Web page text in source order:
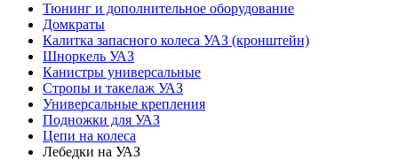
Тюнинг и дополнительное оборудование
Домкраты
Калитка запасного колеса УАЗ (кронштейн)
Шноркель УАЗ
Канистры универсальные
Стропы и такелаж УАЗ
Универсальные крепления
Подножки для УАЗ
Цепи на колеса
Лебедки на УАЗ